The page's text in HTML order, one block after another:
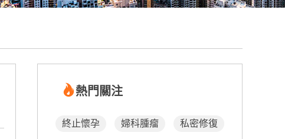
熱門關注
終止懷孕 婦科腫瘤 私密修復